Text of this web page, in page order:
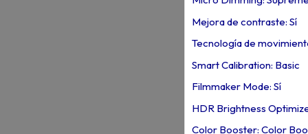
Mejora de contraste: Sí
Tecnología de
Smart Calibration: Basic
Filmmaker Mode: Sí
HDR Brightness
Color Booster: Color